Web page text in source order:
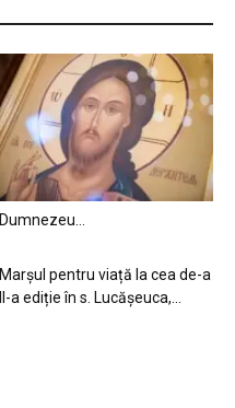
Dumnezeu…
Marșul pentru viață la cea de-a
II-a ediție în s. Lucășeuca,...